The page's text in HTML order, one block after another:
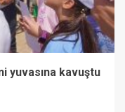
yuvasına kavuştu